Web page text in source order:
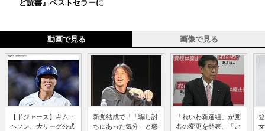
ど読書』ベストセラーに
動画で見る 画像で見る
【ドジャース】キム・
ヘソン、大リーグ公式
新党結成で「「騙し討
ちにあった気分」と怒
「れいわ新選組」が党
名の変更を発表、「い